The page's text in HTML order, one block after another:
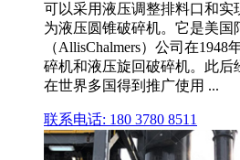
可以采用液压调整排料口和实
为液压圆锥破碎机。它是美国
（AllisChalmers）公司在
碎机和液压旋回破碎机。此后
在世界多国得到推广使用 ...
联系电话: 180 3780 8511